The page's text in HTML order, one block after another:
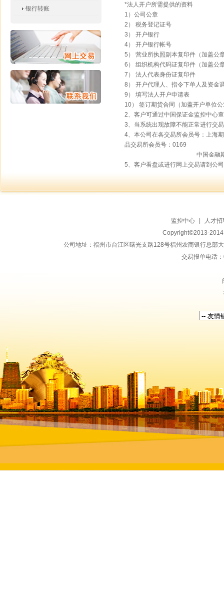
银行转账
*法人开户所需提供的资料
1）公司公章
2） 税务登记证号
3） 开户银行
4） 开户银行帐号
5） 营业所执照副本复印件（加盖公
6） 组织机构代码证复印件（加盖公
7） 法人代表身份证复印件
8） 开户代理人、指令下单人及资金
9） 填写法人开户申请表
10） 签订期货合同（加盖开户单位
2、客户可通过中国保证金监控中心
3、当系统出现故障不能正常进行交
4、本公司在各交易所会员号：上
品交易所会员号：0169
中国金融
5、客户看盘或进行网上交易请到公
监控中心
人才招
Copyright©2013-
公司地址：福州市台江区曙光支路128号福州农商银行总
交易报单电话